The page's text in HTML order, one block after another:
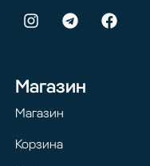
Магазин
Магазин
Корзина